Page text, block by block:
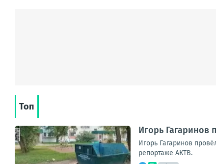
Топ
Игорь Гагаринов
Игорь Гагаринов
репортаже АКТВ.